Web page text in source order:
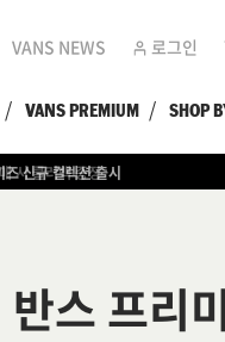
VANS NEWS 로그인
VANS PREMIUM SHOP
시 쿨러백 증정
반스 프리